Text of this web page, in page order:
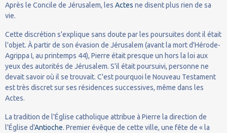
Après le Concile de Jérusalem, les Actes ne disent plus rien de sa
vie.
Cette discrétion s'explique sans doute par les poursuites dont il était
l'objet. À partir de son évasion de Jérusalem (avant la mort d'Hérode-
Agrippa I, au printemps 44), Pierre était presque un hors la loi aux
yeux des autorités de Jérusalem. S'il était poursuivi, personne ne
devait savoir où il se trouvait. C'est pourquoi le Nouveau Testament
est très discret sur ses résidences successives, même dans les
Actes.
La tradition de l'Église catholique attribue à Pierre la direction de
l'Église d'Antioche. Premier évêque de cette ville, une fête de « la